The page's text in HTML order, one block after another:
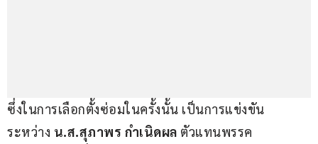
ซึ่งในการเลือกตั้งซ่อมในครั้งนั้น เป็นการแข่งขัน
ระหว่าง น.ส.สุภาพร กำเนิดผล ตัวแทนพรรค